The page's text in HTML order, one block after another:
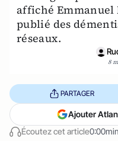
affiché Emmanuel
publié des
réseaux.
8
Écoutez cet article0:00min
PARTAGER
Ajouter